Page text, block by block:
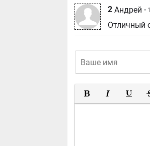
2 Андрей •
Отличный
Полужирный
Курсив